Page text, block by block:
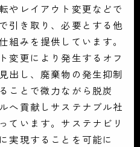
やレイアウト変更などで
引き取り、必要とする他
組みを提供しています。
変更により発生するオフ
出し、廃棄物の発生抑制
ことで微力ながら脱炭
へ貢献しサステナブル社
ています。サステナビリ
実現することを可能に